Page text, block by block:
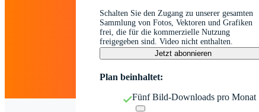
Schalten Sie den Zugang zu unserer gesamten
Sammlung von Fotos, Vektoren und Grafiken
frei, die für die kommerzielle Nutzung
freigegeben sind. Video nicht enthalten.
Jetzt abonnieren
Plan beinhaltet:
Fünf Bild-Downloads pro Monat